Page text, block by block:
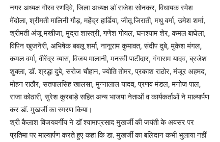
नगर अध्यक्ष गौरव रणदिवे, जिला अध्यक्ष डॉ राजेश सोनकर, विधायक रमेश
मेंदोला, श्रीमती मालिनी गौड़, महेंद्र हार्डिया, जीतू जिराती, मधु वर्मा, उमेश शर्मा,
श्रीमती अंजू मखीजा, मुद्रा शास्त्री, गणेश गोयल, घनश्याम शेर, कमल बाघेला,
विपिन खुजनेरी, अभिषेक बबलू शर्मा, नानूराम कुमावत, संदीप दुबे, मुकेश मंगल,
कमल वर्मा, वीरेंद्र व्यास, विजय मालानी, मनस्वी पाटीदार, गंगाराम यादव, ब्रजेश
शुक्ला, डॉ. श्रद्धा दुबे, सरोज चौहान, ज्योति तोमर, प्रकाश राठोर, मंजूर अहमद,
मोहन राठौर, सतपालसिंह खालसा, मुन्नालाल यादव, प्रणव मंडल, मनोज पाल,
राजा कोठारी, सुरेश कुरबाड़े सहित अन्य भाजपा नेताओं व कार्यकर्ताओं ने माल्यार्पण
कर डॉ. मुखर्जी का स्मरण किया।
श्री कैलाश विजयवर्गीय ने डॉ श्यामाप्रसाद मुखर्जी की जयंती के अवसर पर
प्रतिमा पर माल्यार्पण करते हुए कहा कि डा. मुखर्जी का बलिदान कभी भुलाया नहीं